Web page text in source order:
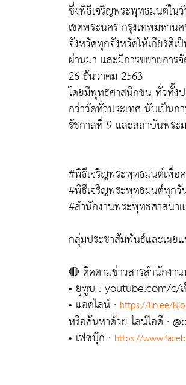
ซึ่งพิธีเจริญพระพุทธมนต์ใน
เขตพระนคร กรุงเทพมหาน
จังหวัดทุกจังหวัดให้เกียรติ
ผ่านมา และมีการขยายการ
26 ธันวาคม 2563
โดยมีพุทธศาสนิกชน ทั่วทั้งป
กว่าวัดทั่วประเทศ นับเป็นก
รัชกาลที่ 9 และสถาบันพระ
#พิธีเจริญพระพุทธมนต์เพื่อ
#พิธีเจริญพระพุทธมนต์ทุกวั
#สำนักงานพระพุทธศาสนา
กลุ่มประชาสัมพันธ์และเผย
🔴 ติดตามข่าวสารสำนักงา
• ยูทูบ : youtube.com/c/
• แอดไลน์ : https://lin.ee/
หรือค้นหาด้วย ไลน์ไอดี :
• เฟซบุ๊ก : https://